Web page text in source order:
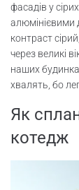
фасадів у
алюмінієвими
контраст
через великі
наших
хвалять, бо
Як
котедж